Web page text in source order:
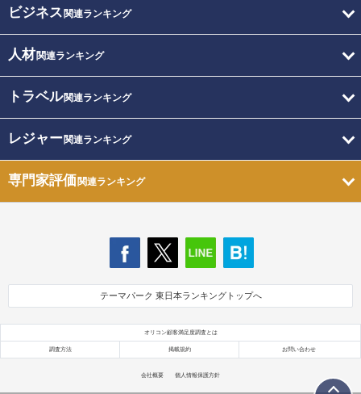
ビジネス 関連ランキング
人材関連ランキング
トラベル関連ランキング
レジャー関連ランキング
専門家評価関連ランキング
テーマパーク 東日本ランキングトップへ
オリコン顧客満足度調査とは
調査方法 掲載規約 お問い合わせ
会社概要 個人情報保護方針